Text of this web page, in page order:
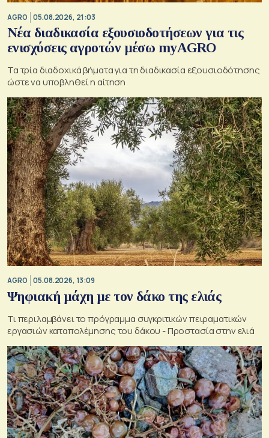
AGRO 05.08.2026, 21:03
Νέα διαδικασία εξουσιοδοτήσεων για τις
ενισχύσεις αγροτών μέσω myAGRO
Τα τρία διαδοχικά βήματα για τη διαδικασία εξουσιοδότησης
ώστε να υποβληθεί η αίτηση
AGRO 05.08.2026, 13:09
Ψηφιακή μάχη με τον δάκο της ελιάς
Τι περιλαμβάνει το πρόγραμμα συγκριτικών πειραματικών
εργασιών καταπολέμησης του δάκου - Προστασία στην ελιά